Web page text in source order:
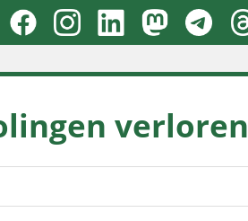
verloren